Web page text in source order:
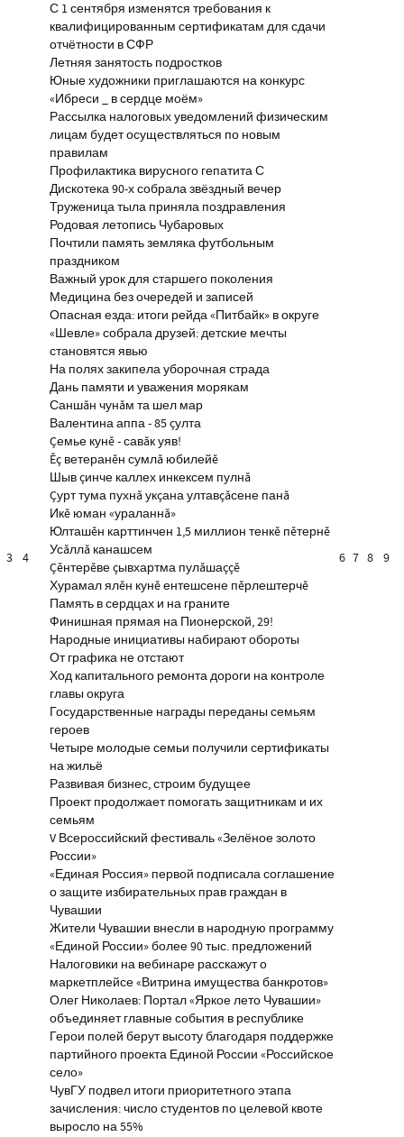
3 4
С 1 сентября изменятся требования к
квалифицированным сертификатам для сдачи
отчётности в СФР
Летняя занятость подростков
Юные художники приглашаются на конкурс
«Ибреси _ в сердце моём»
Рассылка налоговых уведомлений физическим
лицам будет осуществляться по новым
правилам
Профилактика вирусного гепатита С
Дискотека 90-х собрала звёздный вечер
Труженица тыла приняла поздравления
Родовая летопись Чубаровых
Почтили память земляка футбольным
праздником
Важный урок для старшего поколения
Медицина без очередей и записей
Опасная езда: итоги рейда «Питбайк» в округе
«Шевле» собрала друзей: детские мечты
становятся явью
На полях закипела уборочная страда
Дань памяти и уважения морякам
Саншăн чунăм та шел мар
Валентина аппа - 85 çулта
Çемье кунĕ - савăк уяв!
Ĕç ветеранĕн сумлă юбилейĕ
Шыв çинче каллех инкексем пулнă
Çурт тума пухнă укçана ултавçăсене панă
Икĕ юман «ураланнă»
Юлташĕн карттинчен 1,5 миллион тенкĕ пĕтернĕ
Усăллă канашсем
Çĕнтерĕве çывхартма пулăшаççĕ
Хурамал ялĕн кунĕ ентешсене пĕрлештерчĕ
Память в сердцах и на граните
Финишная прямая на Пионерской, 29!
Народные инициативы набирают обороты
От графика не отстают
Ход капитального ремонта дороги на контроле
главы округа
Государственные награды переданы семьям
героев
Четыре молодые семьи получили сертификаты
на жильё
Развивая бизнес, строим будущее
Проект продолжает помогать защитникам и их
семьям
V Всероссийский фестиваль «Зелёное золото
России»
«Единая Россия» первой подписала соглашение
о защите избирательных прав граждан в
Чувашии
Жители Чувашии внесли в народную программу
«Единой России» более 90 тыс. предложений
Налоговики на вебинаре расскажут о
маркетплейсе «Витрина имущества банкротов»
Олег Николаев: Портал «Яркое лето Чувашии»
объединяет главные события в республике
Герои полей берут высоту благодаря поддержке
партийного проекта Единой России «Российское
село»
ЧувГУ подвел итоги приоритетного этапа
зачисления: число студентов по целевой квоте
выросло на 55%
6 7 8 9